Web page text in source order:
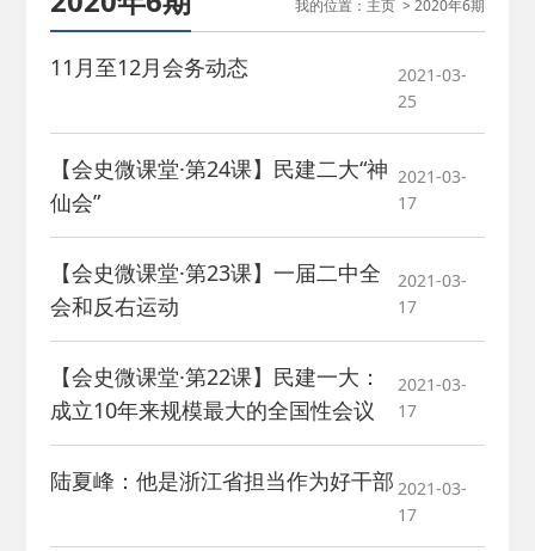
· 中国民主建国会… 2024-08-28
2024-03-04
· 民建北仑六支部… 2026-06-18
· 中国民主建国会… 2026-02-25
· 中国民主建国会… 2025-08-28
· 民主党派整体智… 2025-06-05
· 民建省委会民主… 2025-04-10
2025-02-24
我的位置： 主页> 2020年6期
11月至12月会务动态
2021-03-
25
【会史微课堂·第24课】民建二大“神
仙会”
2021-03-
17
【会史微课堂·第23课】一届二中全
会和反右运动
2021-03-
17
【会史微课堂·第22课】民建一大：
成立10年来规模最大的全国性会议
2021-03-
17
陆夏峰：他是浙江省担当作为好干部 2021-03-
17